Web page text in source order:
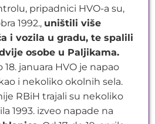
pripadnici HVO-a su,
1992., uništili više
i vozila u gradu, te spalili
osobe u Paljikama.
18. januara HVO je napao
i nekoliko okolnih sela.
RBiH trajali su nekoliko
1993. izveo napade na